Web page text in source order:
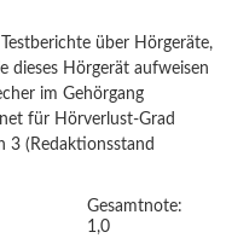
über Hörgeräte,
dieses Hörgerät aufweisen
im Gehörgang
für Hörverlust-Grad
3 (Redaktionsstand
Gesamtnote:
1,0